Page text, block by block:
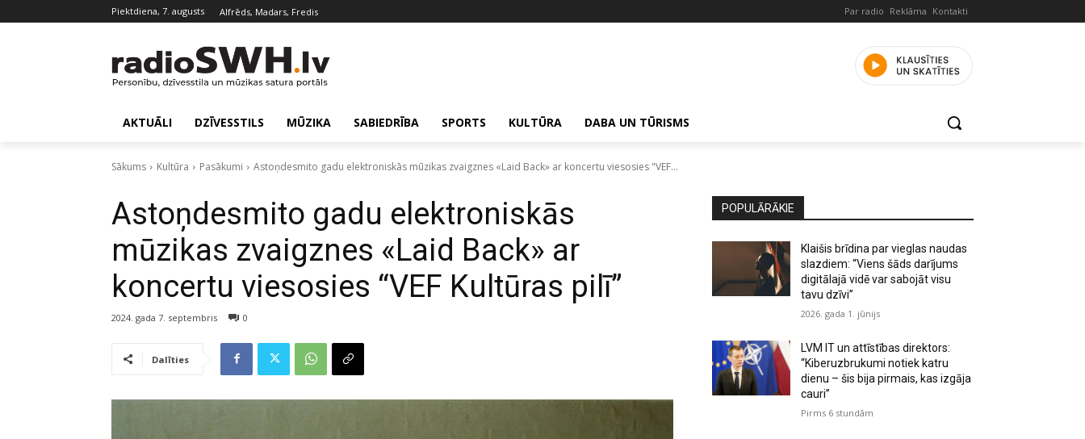
piektdiena, 7. augusts Alfrēds, Madars, Fredis Par radio Reklāma Kontakti
AKTUĀLI DZĪVESSTILS MŪZIKA SABIEDRĪBA SPORTS KULTŪRA DABA UN TŪRISMS
Sākums Kultūra Pasākumi Astoņdesmito gadu elektroniskās mūzikas zvaigznes «Laid Back» ar koncertu viesosies "VEF...
Astoņdesmito gadu elektroniskās
mūzikas zvaigznes «Laid Back» ar
koncertu viesosies “VEF Kultūras pilī”
2024. gada 7. septembris 0
Dalīties
POPULĀRĀKIE
Klaišis brīdina par vieglas naudas
slazdiem: “Viens šāds darījums
digitālajā vidē var sabojāt visu
tavu dzīvi”
2026. gada 1. jūnijs
LVM IT un attīstības direktors:
“Kiberuzbrukumi notiek katru
dienu – šis bija pirmais, kas izgāja
cauri”
Pirms 6 stundām